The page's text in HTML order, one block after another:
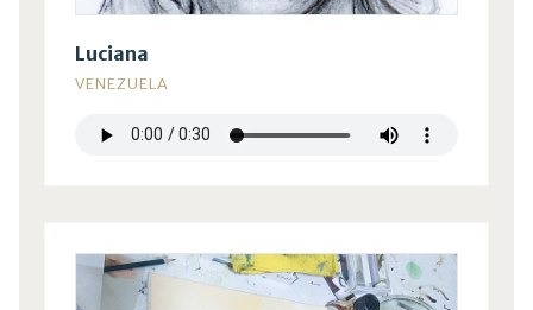
Luciana
VENEZUELA